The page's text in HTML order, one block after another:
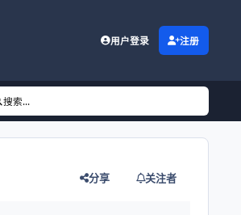
用户登录 注册
搜索...
分享 关注者